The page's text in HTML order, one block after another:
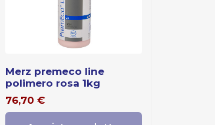
merz premeco line
polimero rosa 1kg
76,70 €